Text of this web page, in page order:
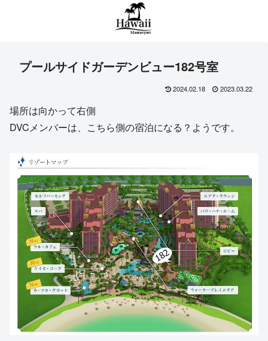
プールサイドガーデンビュー182号室
2024.02.18 2023.03.22
場所は向かって右側
DVCメンバーは、こちら側の宿泊になる？ようです。